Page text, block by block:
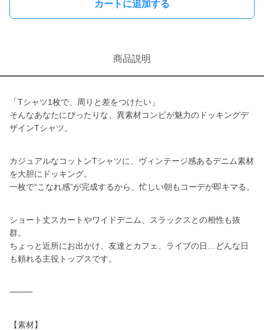
カートに追加する
商品説明
「Tシャツ1枚で、周りと差をつけたい」
そんなあなたにぴったりな、異素材コンビが魅力のドッキングデ
ザインTシャツ。
カジュアルなコットンTシャツに、ヴィンテージ感あるデニム素材
を大胆にドッキング。
一枚で“こなれ感”が完成するから、忙しい朝もコーデが即キマる。
ショート丈スカートやワイドデニム、スラックスとの相性も抜
群。
ちょっと近所にお出かけ、友達とカフェ、ライブの日…どんな日
も頼れる主役トップスです。
⸻
【素材】